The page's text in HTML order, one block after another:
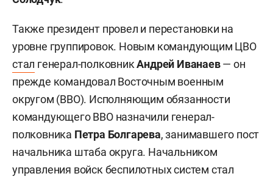
Также президент провел и перестановки на
уровне группировок. Новым командующим ЦВО
стал генерал-полковникАндрей Иванаев— он
прежде командовал Восточным военным
округом (ВВО). Исполняющим обязанности
командующего ВВО назначили генерал-
полковника Петра Болгарева, занимавшего пост
начальника штаба округа. Начальником
управления войск беспилотных систем стал